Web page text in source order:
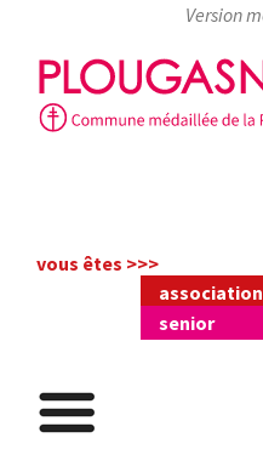
Skip
to
content
vous êtes >>>
association
senior